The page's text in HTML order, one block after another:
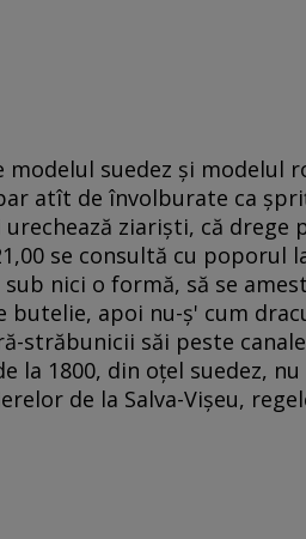
suedez şi modelul
atît de învolburate ca
urechează ziarişti, că drege
se consultă cu poporul
nici o formă, să se
butelie, apoi nu-ş' cum
străbunicii săi peste
la 1800, din oţel suedez,
de la Salva-Vişeu,